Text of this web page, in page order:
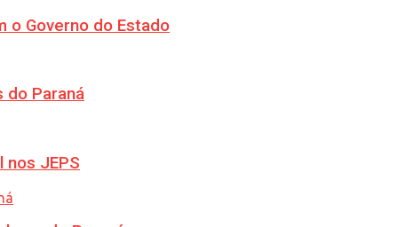
o Governo do Estado
do Paraná
JEPS